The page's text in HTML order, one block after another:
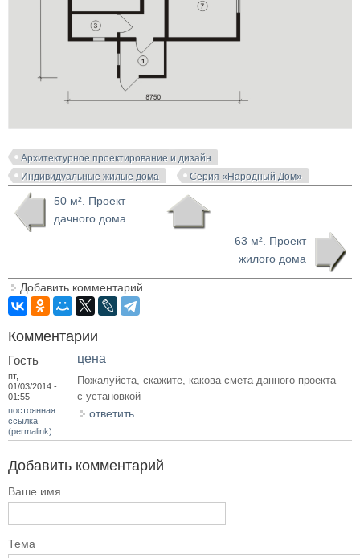
Архитектурное проектирование и дизайн
Индивидуальные жилые дома
Серия «Народный Дом»
50 м². Проект
дачного дома
63 м². Проект
жилого дома
Добавить комментарий
Комментарии
Гость
пт,
01/03/2014 -
01:55
постоянная
ссылка
(permalink)
цена
Пожалуйста, скажите, какова смета данного проекта
с установкой
ответить
Добавить комментарий
Ваше имя
Тема